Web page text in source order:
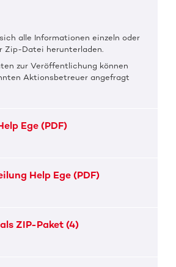
alle Informationen einzeln oder
Zip-Datei herunterladen.
zur Veröffentlichung können
Aktionsbetreuer angefragt
Ege (PDF)
Help Ege (PDF)
ZIP-Paket (4)